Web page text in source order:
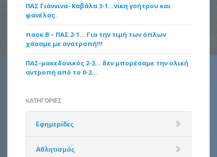
ΠΑΣ Γιάννινα- Καβάλα 3-1…νίκη γοήτρου και
φανέλας.
παοκ Β – ΠΑΣ 2-1… Για την τιμή των όπλων
χάσαμε με ανατροπή!!!
ΠΑΣ-μακεδονικός 2-2… δεν μπορέσαμε την ολική
αντροπή από το 0-2…
KΑΤΗΓΟΡΊΕΣ
Eφημερίδες
Αθλητισμός